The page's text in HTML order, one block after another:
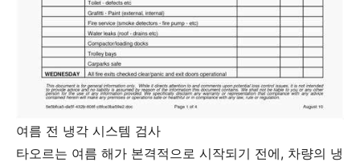
여름 전 냉각 시스템 검사
타오르는 여름 해가 본격적으로 시작되기 전에, 차량의 냉